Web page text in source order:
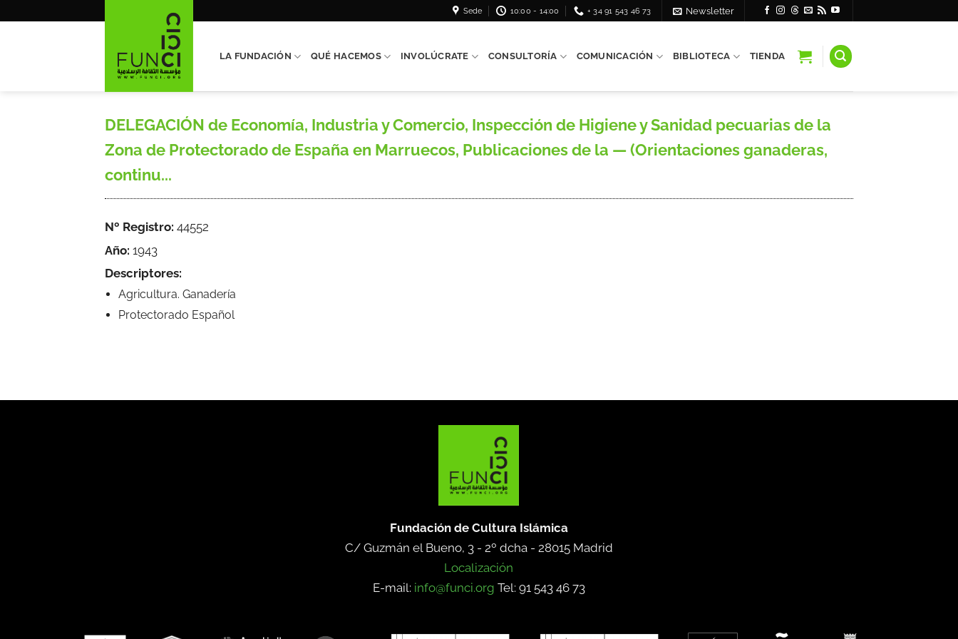
Sede 10:00 - 14:00 + 34 91 543 46 73 Newsletter
LA FUNDACIÓN QUÉ HACEMOS INVOLÚCRATE CONSULTORÍA COMUNICACIÓN BIBLIOTECA TIENDA
DELEGACIÓN de Economía, Industria y Comercio, Inspección de Higiene y Sanidad pecuarias de la
Zona de Protectorado de España en Marruecos, Publicaciones de la — (Orientaciones ganaderas,
continu...
Nº Registro: 44552
Año: 1943
Descriptores:
Agricultura. Ganadería
Protectorado Español
Fundación de Cultura Islámica
C/ Guzmán el Bueno, 3 - 2º dcha - 28015 Madrid
Localización
E-mail: info@funci.org Tel: 91 543 46 73